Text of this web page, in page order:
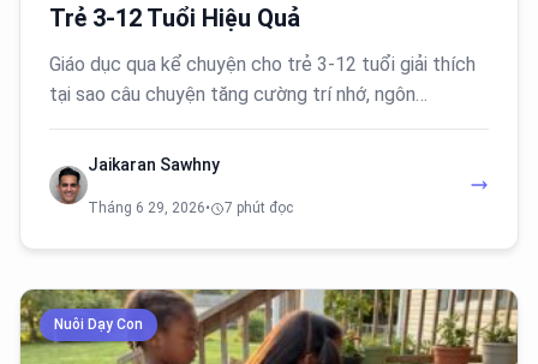
Trẻ 3-12 Tuổi Hiệu Quả
Giáo dục qua kể chuyện cho trẻ 3-12 tuổi giải thích
tại sao câu chuyện tăng cường trí nhớ, ngôn…
Jaikaran Sawhny
Tháng 6 29, 2026• 7 phút đọc
Nuôi Dạy Con